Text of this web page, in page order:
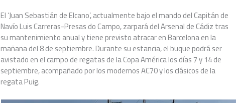
El ‘Juan Sebastián de Elcano’, actualmente bajo el mando del Capitán de
Navío Luis Carreras-Presas do Campo, zarpará del Arsenal de Cádiz tras
su mantenimiento anual y tiene previsto atracar en Barcelona en la
mañana del 8 de septiembre. Durante su estancia, el buque podrá ser
avistado en el campo de regatas de la Copa América los días 7 y 14 de
septiembre, acompañado por los modernos AC70 y los clásicos de la
regata Puig.